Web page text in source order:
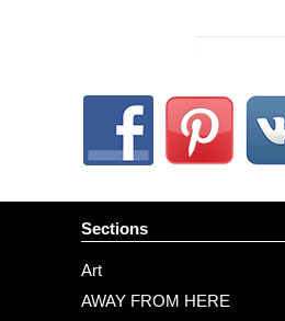
Sections
Art
AWAY FROM HERE